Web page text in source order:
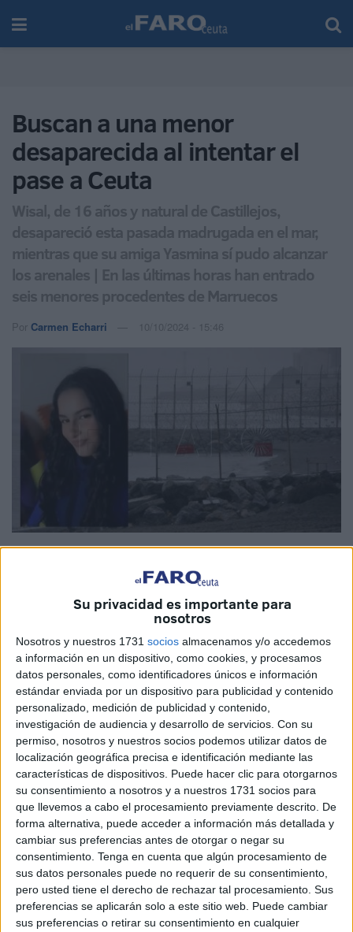
Su privacidad es importante para
nosotros
Nosotros y nuestros 1731 socios almacenamos y/o accedemos
a información en un dispositivo, como cookies, y procesamos
datos personales, como identificadores únicos e información
estándar enviada por un dispositivo para publicidad y contenido
personalizado, medición de publicidad y contenido,
investigación de audiencia y desarrollo de servicios. Con su
permiso, nosotros y nuestros socios podemos utilizar datos de
localización geográfica precisa e identificación mediante las
características de dispositivos. Puede hacer clic para otorgarnos
su consentimiento a nosotros y a nuestros 1731 socios para
que llevemos a cabo el procesamiento previamente descrito. De
forma alternativa, puede acceder a información más detallada y
cambiar sus preferencias antes de otorgar o negar su
consentimiento. Tenga en cuenta que algún procesamiento de
sus datos personales puede no requerir de su consentimiento,
pero usted tiene el derecho de rechazar tal procesamiento. Sus
preferencias se aplicarán solo a este sitio web. Puede cambiar
sus preferencias o retirar su consentimiento en cualquier
Buscan a una menor
desaparecida al intentar el
pase a Ceuta
Wisal, de 16 años y natural de Castillejos,
desapareció esta pasada madrugada en el mar,
mientras que su amiga Yasmina sí pudo alcanzar
los arenales | En las últimas horas han entrado
seis menores procedentes de Marruecos
Por Carmen Echarri 10/10/2024 - 15:46
Imágenes cedidas
años, han logrado entrar en Ceutadurante la pasada
madrugada procedentes deMarruecos. Ellos ahora están
acogidos en recursos de la Ciudad, la incógnita radicaen
el paradero de Wisal Al-Rifi.
Esta menor, de 16 años y natural de Castillejos, se echó al
mar junto a su amiga Yasmina enfundada en un traje de
neopreno de color azul. En plena ruta marítima ambas se
separaron. Antes de partir se grabó un vídeo, unos
segundos que evidencian lo que pretendía hacer.
Yasmina logró llegar a los arenales, pero de Wisal nada se
sabe y sus propios padres piden ayuda a través de El Faro
de Ceuta para conocer dónde puede estar. Desesperados,
temen lo peor y reclaman apoyo para dar con ella.